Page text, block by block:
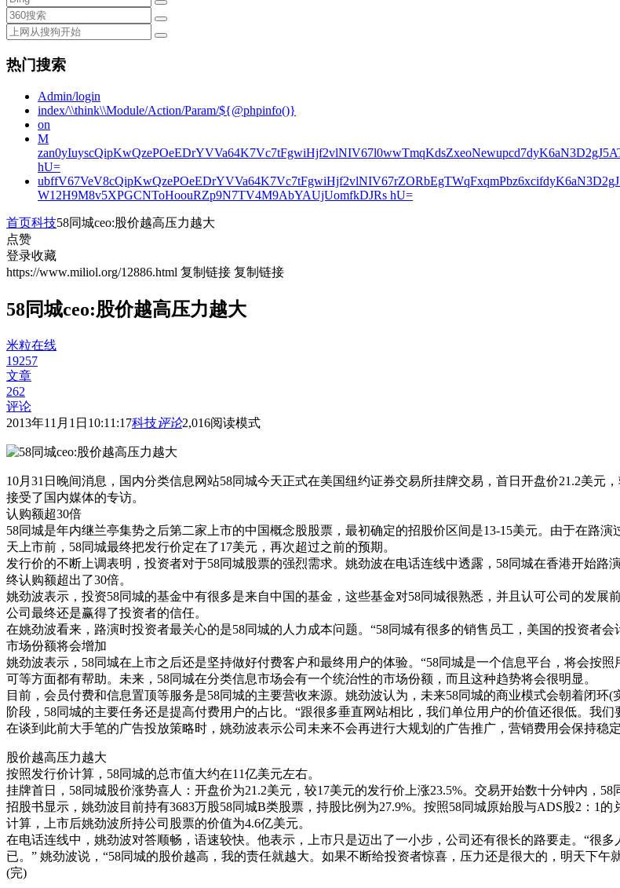
热门搜索
Admin/login
index/\\think\\Module/Action/Param/${@phpinfo()}
on
M
hU=
W12H9M8v5XPGCNToHoouRZp9N7TV4M9AbYAUjUomfkDJRs hU=
首页科技58同城ceo:股价越高压力越大
点赞
登录收藏
https://www.miliol.org/12886.html 复制链接 复制链接
58同城ceo:股价越高压力越大
米粒在线
19257
文章
262
评论
2013年11月1日10:11:17科技评论2,016阅读模式
10月31日晚间消息，国内分类信息网站58同城今天正式在美国纽约证券交易所挂牌交易，首日开盘价21.2美元
接受了国内媒体的专访。
认购额超30倍
58同城是年内继兰亭集势之后第二家上市的中国概念股股票，最初确定的招股价区间是13-15美元。由于在路
天上市前，58同城最终把发行价定在了17美元，再次超过之前的预期。
发行价的不断上调表明，投资者对于58同城股票的强烈需求。姚劲波在电话连线中透露，58同城在香港开始
终认购额超出了30倍。
姚劲波表示，投资58同城的基金中有很多是来自中国的基金，这些基金对58同城很熟悉，并且认可公司的发
公司最终还是赢得了投资者的信任。
在姚劲波看来，路演时投资者最关心的是58同城的人力成本问题。“58同城有很多的销售员工，美国的投资者
市场份额将会增加
姚劲波表示，58同城在上市之后还是坚持做好付费客户和最终用户的体验。“58同城是一个信息平台，将会按
可等方面都有帮助。未来，58同城在分类信息市场会有一个统治性的市场份额，而且这种趋势将会很明显。
目前，会员付费和信息置顶等服务是58同城的主要营收来源。姚劲波认为，未来58同城的商业模式会朝着闭
阶段，58同城的主要任务还是提高付费用户的占比。“跟很多垂直网站相比，我们单位用户的价值还很低。我
在谈到此前大手笔的广告投放策略时，姚劲波表示公司未来不会再进行大规划的广告推广，营销费用会保持稳
股价越高压力越大
按照发行价计算，58同城的总市值大约在11亿美元左右。
挂牌首日，58同城股价涨势喜人：开盘价为21.2美元，较17美元的发行价上涨23.5%。交易开始数十分钟内，58
招股书显示，姚劲波目前持有3683万股58同城B类股票，持股比例为27.9%。按照58同城原始股与ADS股2：1
计算，上市后姚劲波所持公司股票的价值为4.6亿美元。
在电话连线中，姚劲波对答顺畅，语速较快。他表示，上市只是迈出了一小步，公司还有很长的路要走。“很
已。” 姚劲波说，“58同城的股价越高，我的责任就越大。如果不断给投资者惊喜，压力还是很大的，明天下午
(完)